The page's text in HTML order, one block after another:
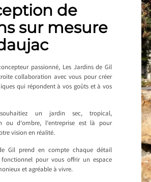
de
sur mesure
passionné, Les Jardins de Gil
collaboration avec vous pour créer
qui répondent à vos goûts et à vos
un jardin sec, tropical,
ou d’ombre, l’entreprise est là pour
vision en réalité.
Gil prend en compte chaque détail
pour vous offrir un espace
et agréable à vivre.